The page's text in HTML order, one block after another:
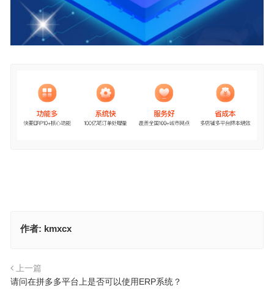
作者: kmxcx
上一篇
请问在拼多多平台上是否可以使用ERP系统？